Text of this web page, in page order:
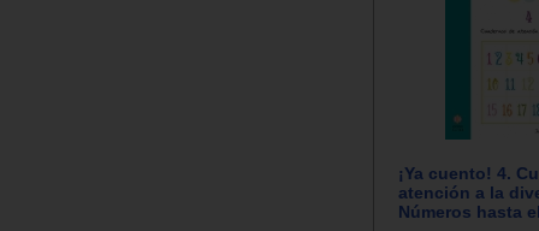
¡Ya cuento! 4.
atención a la
Números hasta